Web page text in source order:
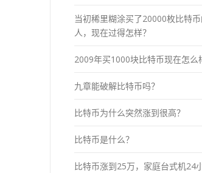
当初稀里糊涂买了20000枚比特
人，现在过得怎样？
2009年买1000块比特币现在怎么
九章能破解比特币吗？
比特币为什么突然涨到很高？
比特币是什么？
比特币涨到25万，家庭台式机24